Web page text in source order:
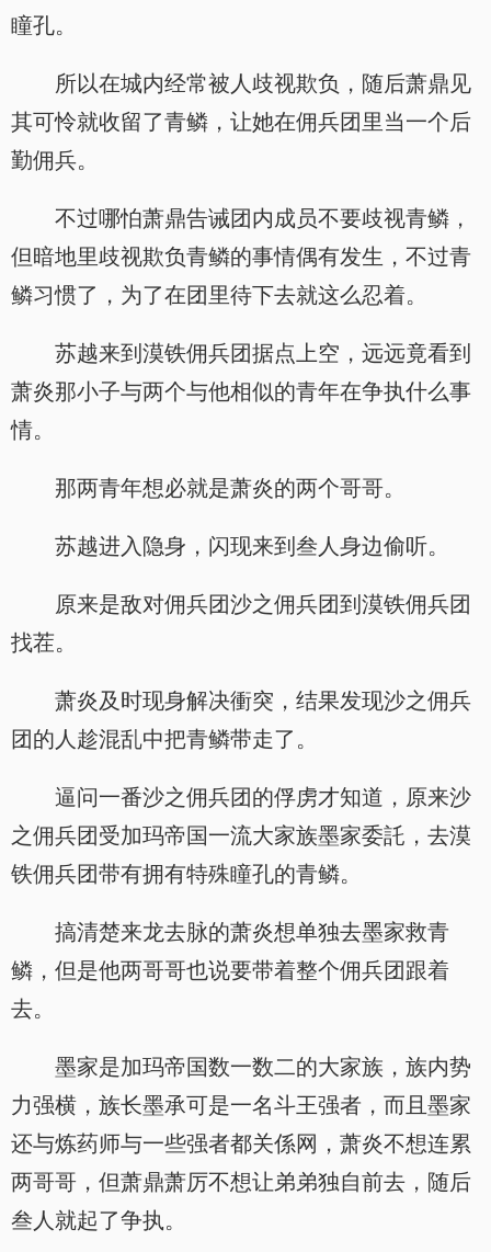
瞳孔。
所以在城内经常被人歧视欺负，随后萧鼎见
其可怜就收留了青鳞，让她在佣兵团里当一个后
勤佣兵。
不过哪怕萧鼎告诫团内成员不要歧视青鳞，
但暗地里歧视欺负青鳞的事情偶有发生，不过青
鳞习惯了，为了在团里待下去就这么忍着。
苏越来到漠铁佣兵团据点上空，远远竟看到
萧炎那小子与两个与他相似的青年在争执什么事
情。
那两青年想必就是萧炎的两个哥哥。
苏越进入隐身，闪现来到叁人身边偷听。
原来是敌对佣兵团沙之佣兵团到漠铁佣兵团
找茬。
萧炎及时现身解决衝突，结果发现沙之佣兵
团的人趁混乱中把青鳞带走了。
逼问一番沙之佣兵团的俘虏才知道，原来沙
之佣兵团受加玛帝国一流大家族墨家委託，去漠
铁佣兵团带有拥有特殊瞳孔的青鳞。
搞清楚来龙去脉的萧炎想单独去墨家救青
鳞，但是他两哥哥也说要带着整个佣兵团跟着
去。
墨家是加玛帝国数一数二的大家族，族内势
力强横，族长墨承可是一名斗王强者，而且墨家
还与炼药师与一些强者都关係网，萧炎不想连累
两哥哥，但萧鼎萧厉不想让弟弟独自前去，随后
叁人就起了争执。